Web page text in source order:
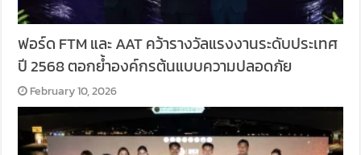
ฟอร์ด FTM และ AAT คว้ารางวัลแรงงานระดับประเทศ
ปี 2568 ตอกย้ำองค์กรต้นแบบความปลอดภัย
February 10, 2026